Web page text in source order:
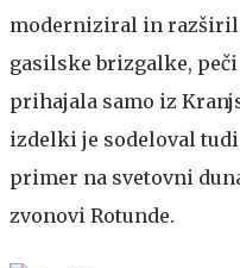
moderniziral in
gasilske brizgalke,
prihajala samo iz
izdelki je sodeloval
primer na svetovni
zvonovi Rotunde.